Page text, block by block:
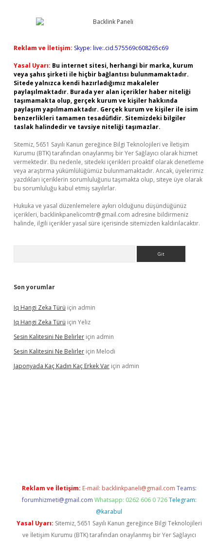
Reklam ve İletişim: Skype: live:.cid.575569c608265c69
Yasal Uyarı: Bu internet sitesi, herhangi bir marka, kurum
veya şahıs şirketi ile hiçbir bağlantısı bulunmamaktadır.
Sitede yalnızca kendi hazırladığımız makaleler
paylaşılmaktadır. Burada yer alan içerikler haber niteliği
taşımamakta olup, gerçek kurum ve kişiler hakkında
paylaşım yapılmamaktadır. Gerçek kurum ve kişiler ile isim
benzerlikleri tamamen tesadüfidir. Sitemizdeki bilgiler
taslak halindedir ve tavsiye niteliği taşımazlar.
Sitemiz, 5651 Sayılı Kanun gereğince Bilgi Teknolojileri ve İletişim
Kurumu (BTK) tarafından onaylanmış bir Yer Sağlayıcı olarak hizmet
vermektedir. Bu nedenle, sitedeki içerikleri proaktif olarak denetleme
veya araştırma yükümlülüğümüz bulunmamaktadır. Ancak, üyelerimiz
yazdıkları içeriklerin sorumluluğunu taşımakta olup, siteye üye olarak
bu sorumluluğu kabul etmiş sayılırlar.
Hukuka ve yasal düzenlemelere aykırı olduğunu düşündüğünüz
içerikleri, backlinkpanelicomtr@gmail.com adresine bildirmeniz
halinde, ilgili içerikler yasal süre içerisinde sitemizden kaldırılacaktır.
Son yorumlar
Iq Hangi Zeka Türü için admin
Iq Hangi Zeka Türü için Yeliz
Sesin Kalitesini Ne Belirler için admin
Sesin Kalitesini Ne Belirler için Melodi
Japonyada Kaç Kadın Kaç Erkek Var için admin
Reklam ve İletişim: E-mail: backlinkpaneli@gmail.com Teams:
forumhizmeti@gmail.com Whatsapp: 0262 606 0 726 Telegram:
@karabul
Yasal Uyarı: Sitemiz, 5651 Sayılı Kanun gereğince Bilgi Teknolojileri
ve İletişim Kurumu (BTK) tarafından onaylanmış bir Yer Sağlayıcı